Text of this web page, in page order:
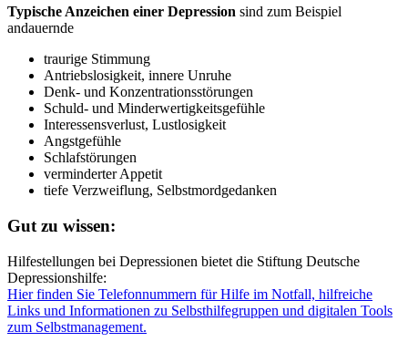
Typische Anzeichen einer Depression sind zum Beispiel
andauernde
traurige Stimmung
Antriebslosigkeit, innere Unruhe
Denk- und Konzentrationsstörungen
Schuld- und Minderwertigkeitsgefühle
Interessensverlust, Lustlosigkeit
Angstgefühle
Schlafstörungen
verminderter Appetit
tiefe Verzweiflung, Selbstmordgedanken
Gut zu wissen:
Hilfestellungen bei Depressionen bietet die Stiftung Deutsche
Depressionshilfe:
Hier finden Sie Telefonnummern für Hilfe im Notfall, hilfreiche
Links und Informationen zu Selbsthilfegruppen und digitalen Tools
zum Selbstmanagement.